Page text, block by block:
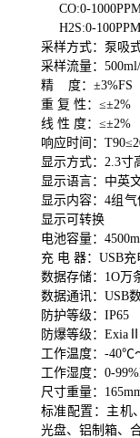
CO:0-
H2S:0-100PPM
采样方式：泵吸
采样流量：
精 度：±3%FS
重 复 性：≤±2%
线 性 度：≤±2%
响应时间 ： T90≤
显示方式：2.3寸
显示语言：中英
显示内容：4组
显示可转换
电池容量：
充 电 器：USB充
数据存储：1O万
数据通讯：USB
防护等级： IP65
防爆等级：
工作温度： -40℃
工作湿度： 0-99
尺寸重量： 165
标准配置：主机
光盘、铝制箱、